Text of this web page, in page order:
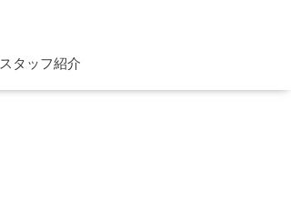
スタッフ紹介